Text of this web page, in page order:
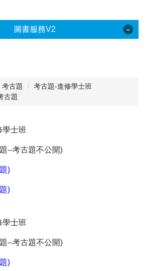
圖書服務V2
考古題
考古題-進修學士班
古題
學士班
--考古題不公開)
)
)
學士班
--考古題不公開)
)